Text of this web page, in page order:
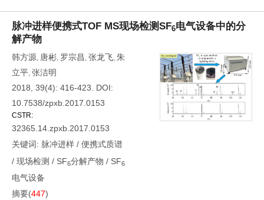
脉冲进样便携式TOF MS现场检测SF6电气设备中的分
解产物
韩方源, 唐彬, 罗宗昌 , 张龙飞, 朱
立平, 张洁明
2018, 39(4): 416-423.
DOI:
10.7538/zpxb.2017.0153
CSTR:
32365.14.zpxb.2017.0153
关键词: 脉冲进样 / 便携式质谱
/ 现场检测 / SF6分解产物 / SF6
电气设备
摘要(447)